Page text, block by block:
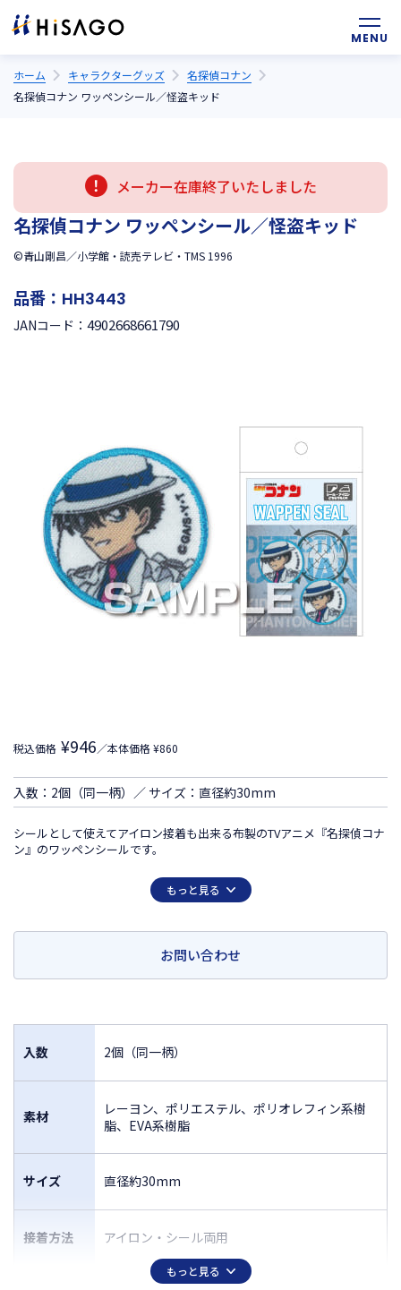
ホーム キャラクターグッズ
名探偵コナン
名探偵コナン ワッペンシール／怪盗キッド
メーカー在庫終了いたしました
名探偵コナン ワッペンシール／怪盗キッド
©青山剛昌／小学館・読売テレビ・TMS 1996
品番： HH3443
JANコード： 4902668661790
税込価格 ¥946／本体価格 ¥860
入数：2個（同一柄）／ サイズ：直径約30mm
シールとして使えてアイロン接着も出来る布製のTVアニメ『名探偵コナ
ン』のワッペンシールです。
【アイロンワッペンとしての使用方法】
布地に接着する際は、アイロンの温度をスチーム無し低温に設定いただ
綿のあて布の上から20～30秒間しっかりと押し付けてください。
完全に冷めるまでワッペンに触らないでください。
洗濯回数が多いものなど、強度が必要な場合は縫い付けてご使用くださ
い。
FOR SALE ONLY IN JAPAN
もっと見る
お問い合わせ
入数 2個（同一柄）
素材
レーヨン、ポリエステル、ポリオレフィン系樹
脂、EVA系樹脂
サイズ 直径約30mm
接着方法 アイロン・シール両用
もっと見る